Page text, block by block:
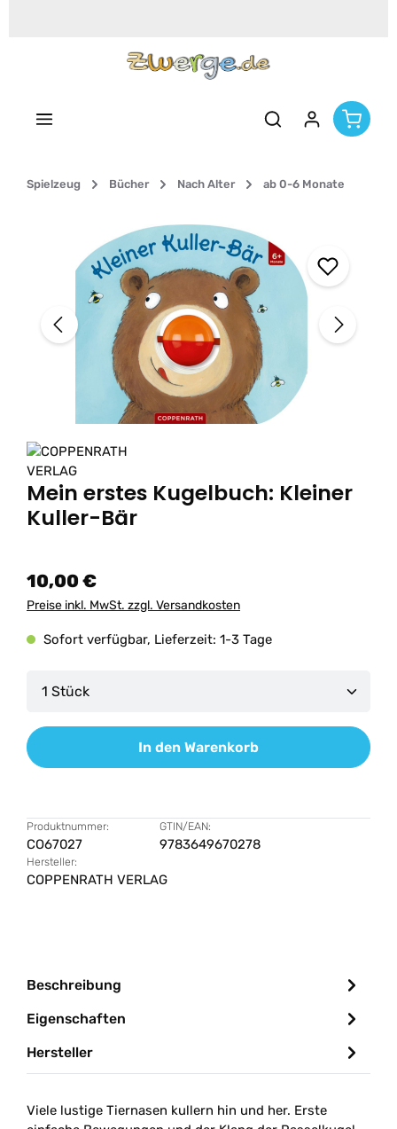
Spielzeug Bücher Nach Alter ab 0-6 Monate
Bildergalerie überspringen
Mein erstes Kugelbuch: Kleiner
Kuller-Bär
10,00 €
Preise inkl. MwSt. zzgl. Versandkosten
Sofort verfügbar, Lieferzeit: 1-3 Tage
Produkt Anzahl: Gib den gewünschten Wert
In den Warenkorb
Produktnummer:
CO67027
GTIN/EAN:
9783649670278
Hersteller:
COPPENRATH VERLAG
Beschreibung
Eigenschaften
Hersteller
Viele lustige Tiernasen kullern hin und her. Erste